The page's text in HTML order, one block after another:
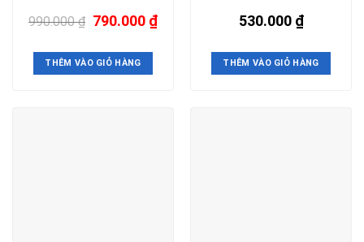
990.000₫ Giá
là:
990.000 ₫.
790.000 ₫Giá
hiện
790.000 ₫.
THÊM VÀO GIỎ HÀNG
530.000 ₫
THÊM VÀO GIỎ HÀNG